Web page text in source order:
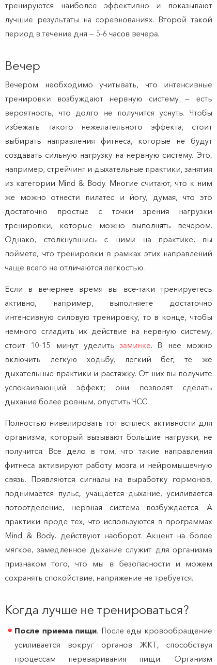
тренируются наиболее эффективно и показывают
лучшие результаты на соревнованиях. Второй такой
период в течение дня — 5-6 часов вечера.
Вечер
Вечером необходимо учитывать, что интенсивные
тренировки возбуждают нервную систему — есть
вероятность, что долго не получится уснуть. Чтобы
избежать такого нежелательного эффекта, стоит
выбирать направления фитнеса, которые не будут
создавать сильную нагрузку на нервную систему. Это,
например, стрейчинг и дыхательные практики, занятия
из категории Mind & Body. Многие считают, что к ним
же можно отнести пилатес и йогу, думая, что это
достаточно простые с точки зрения нагрузки
тренировки, которые можно выполнять вечером.
Однако, столкнувшись с ними на практике, вы
поймете, что тренировки в рамках этих направлений
чаще всего не отличаются легкостью.
Если в вечернее время вы все-таки тренируетесь
активно, например, выполняете достаточно
интенсивную силовую тренировку, то в конце, чтобы
немного сгладить их действие на нервную систему,
стоит 10-15 минут уделитьзаминке. В нее можно
включить легкую ходьбу, легкий бег, те же
дыхательные практики и растяжку. От них вы получите
успокаивающий эффект; они позволят сделать
дыхание более ровным, опустить ЧСС.
Полностью нивелировать тот всплеск активности для
организма, который вызывают большие нагрузки, не
получится. Все дело в том, что такие направления
фитнеса активируют работу мозга и нейромышечную
связь. Появляются сигналы на выработку гормонов,
поднимается пульс, учащается дыхание, усиливается
потоотделение, нервная система возбуждается. А
практики вроде тех, что используются в программах
Mind & Body, действуют наоборот. Акцент на более
мягкое, замедленное дыхание служит для организма
признаком того, что мы в безопасности и можем
сохранять спокойствие, напряжение не требуется.
Когда лучше не тренироваться?
После приема пищи. После еды кровообращение
усиливается вокруг органов ЖКТ, способствуя
процессам переваривания пищи. Организм